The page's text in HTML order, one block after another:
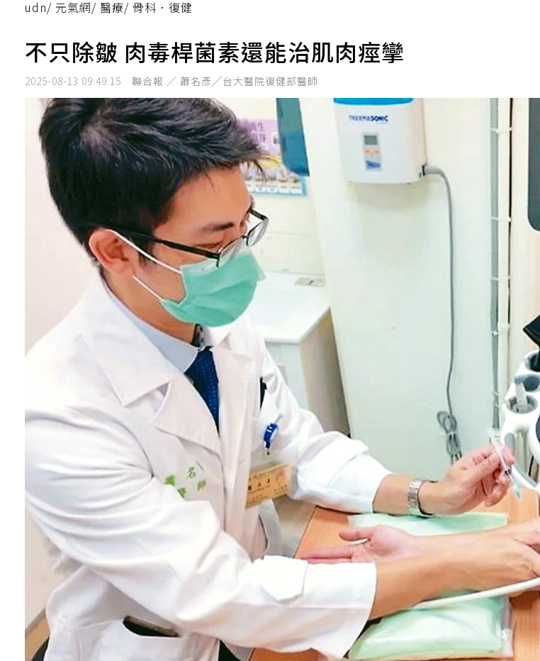
udn/ 元氣網/ 醫療/ 骨科．復健
不只除皺 肉毒桿菌素還能治肌肉痙攣
2025-08-13 09:49:15 聯合報 ／ 蕭名彥╱台大醫院復健部醫師